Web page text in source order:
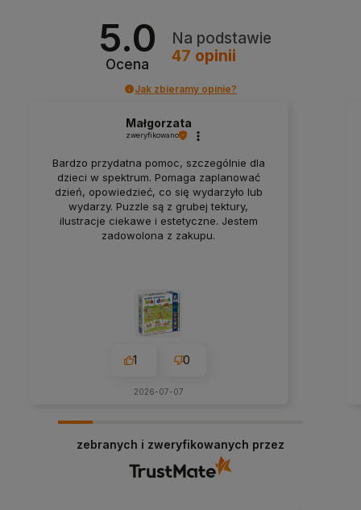
5.0
Ocena
Na podstawie
47 opinii
Jak zbieramy opinie?
Małgorzata
zweryfikowano
Bardzo przydatna pomoc, szczególnie dla
dzieci w spektrum. Pomaga zaplanować
dzień, opowiedzieć, co się wydarzyło lub
wydarzy. Puzzle są z grubej tektury,
ilustracje ciekawe i estetyczne. Jestem
zadowolona z zakupu.
1 0
2026-07-07
zebranych i zweryfikowanych przez